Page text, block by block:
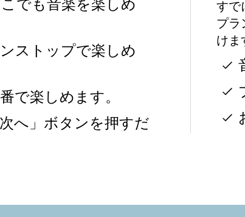
ストップで楽しめ
で楽しめます。
へ」ボタンを押すだ
すで
プラ
けま